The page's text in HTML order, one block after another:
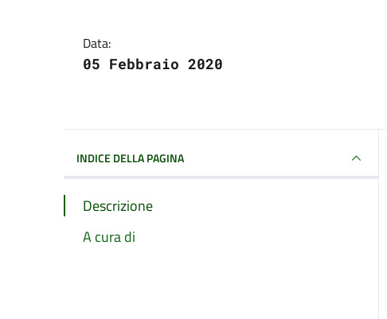
Data:
05 Febbraio 2020
INDICE DELLA PAGINA
Descrizione
A cura di